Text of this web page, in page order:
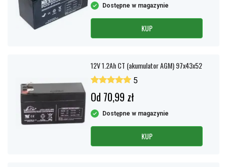
Dostępne w magazynie
KUP
12V 1.2Ah CT (akumulator AGM) 97x43x52
5
Od 70,99 zł
Dostępne w magazynie
KUP